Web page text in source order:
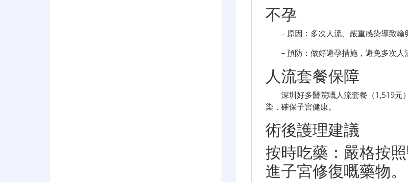
不孕
– 原因：多次人流、嚴重感染導致輸
– 預防：做好避孕措施，避免多次人
人流套餐保障
深圳好多醫院嘅人流套餐（1,519元
染，確保子宮健康。
術後護理建議
按時吃藥：嚴格按
進子宮修復嘅藥物。